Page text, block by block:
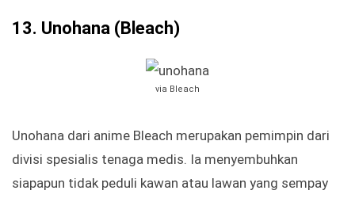
13. Unohana (Bleach)
via Bleach
Unohana dari anime Bleach merupakan pemimpin dari
divisi spesialis tenaga medis. Ia menyembuhkan
siapapun tidak peduli kawan atau lawan yang sempay